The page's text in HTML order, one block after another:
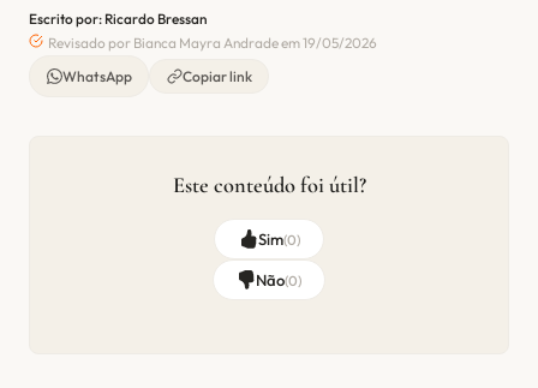
Escrito por: Ricardo Bressan
Revisado por Bianca Mayra Andrade em 19/05/2026
WhatsApp
Copiar link
Este conteúdo foi útil?
Sim(0)
Não(0)